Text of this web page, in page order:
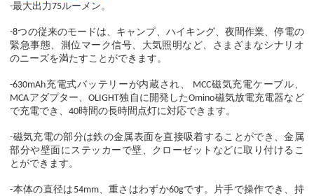
-最大出力75ルーメン。
-8つの従来のモードは、キャンプ、ハイキング、夜間作業、停電の
緊急事態、測位マーク信号、大気照明など、さまざまなシナリオ
のニーズを満たすことができます。
-630mAh充電式バッテリーが内蔵され、 MCC磁気充電ケーブル、
MCAアダプター、OLIGHT独自に開発したOmino磁気放電充電器など
で充電でき、40時間の長時間点灯に対応できます。
-磁気充電の部分は鉄の金属表面を直接吸着することができ、金属
部分や壁面にステッカーで壁、クローゼットなどに取り付けるこ
とができます。
-本体の直径は54mm、重さはわずか60gです。片手で操作でき、持